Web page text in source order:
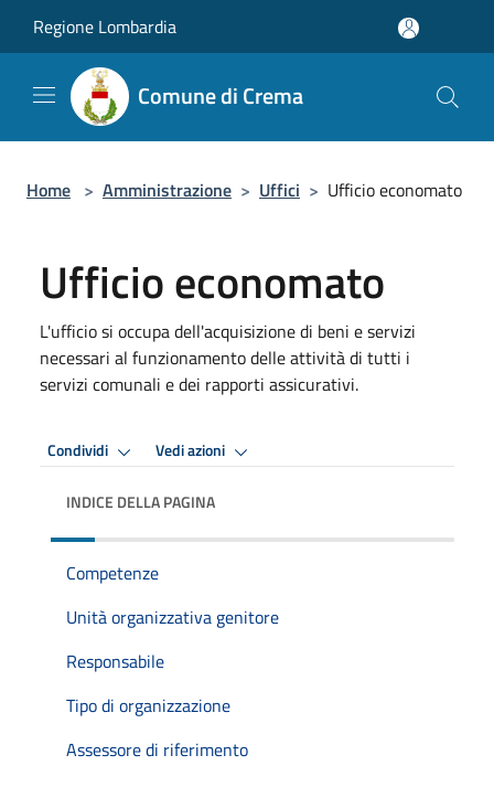
Regione Lombardia
Comune di Crema
Home > Amministrazione > Uffici > Ufficio economato
Ufficio economato
L'ufficio si occupa dell'acquisizione di beni e servizi
necessari al funzionamento delle attività di tutti i
servizi comunali e dei rapporti assicurativi.
Condividi Vedi azioni
INDICE DELLA PAGINA
Competenze
Unità organizzativa genitore
Responsabile
Tipo di organizzazione
Assessore di riferimento